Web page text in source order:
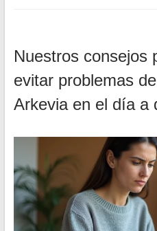
Nuestros consejos
evitar problemas
Arkevia en el día a